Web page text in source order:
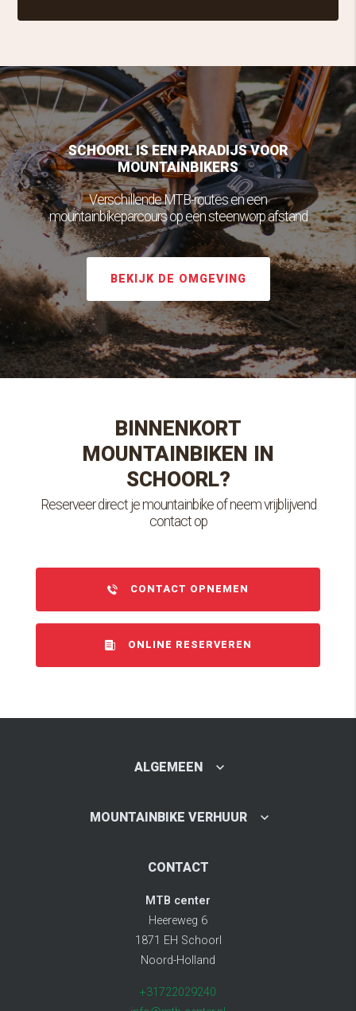
SCHOORL IS EEN PARADIJS VOOR
MOUNTAINBIKERS
Verschillende MTB-routes en een
mountainbikeparcours op een steenworp afstand
BEKIJK DE OMGEVING
BINNENKORT
MOUNTAINBIKEN IN
SCHOORL?
Reserveer direct je mountainbike of neem vrijblijvend
contact op
CONTACT OPNEMEN
ONLINE RESERVEREN
ALGEMEEN
MOUNTAINBIKE VERHUUR
CONTACT
MTB center
Heereweg 6
1871 EH Schoorl
Noord-Holland
+31722029240